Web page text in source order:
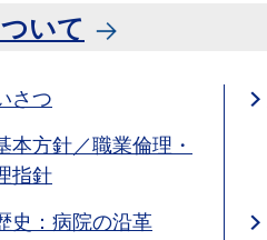
いて
さつ
本方針／職業倫理・
指針
史：病院の沿革